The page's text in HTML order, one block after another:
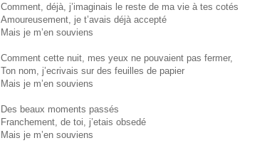
Comment, déjà, j’imaginais le reste de ma vie à tes cotés
Amoureusement, je t’avais déjà accepté
Mais je m’en souviens
Comment cette nuit, mes yeux ne pouvaient pas fermer,
Ton nom, j’ecrivais sur des feuilles de papier
Mais je m’en souviens
Des beaux moments passés
Franchement, de toi, j’etais obsedé
Mais je m’en souviens